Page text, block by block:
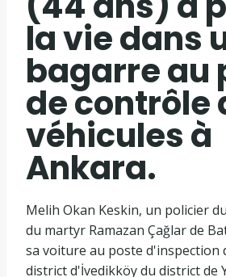
la vie dans
bagarre au
de contrôle
véhicules à
Ankara.
Melih Okan Keskin, un policier
du martyr Ramazan Çağlar de
sa voiture au poste d'inspection
district d'İvedikköy du district de